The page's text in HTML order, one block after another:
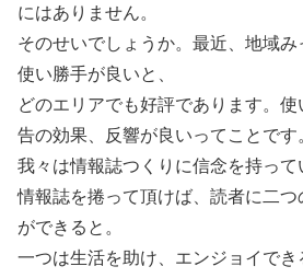
にはありません。
そのせいでしょうか。最近、地域
使い勝手が良いと、
どのエリアでも好評であります。
告の効果、反響が良いってことです
我々は情報誌つくりに信念を持って
情報誌を捲って頂けば、読者に二つ
ができると。
一つは生活を助け、エンジョイで